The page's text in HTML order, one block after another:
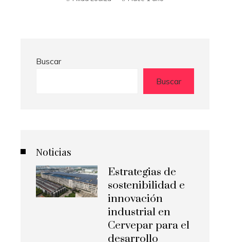
Buscar
Buscar
Noticias
Estrategias de
sostenibilidad e
innovación
industrial en
Cervepar para el
desarrollo